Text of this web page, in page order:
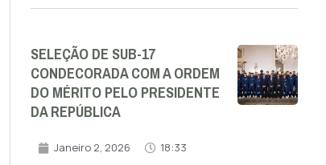
SELEÇÃO DE SUB-17
CONDECORADA COM A ORDEM
DO MÉRITO PELO PRESIDENTE
DA REPÚBLICA
Janeiro 2, 2026 18:33